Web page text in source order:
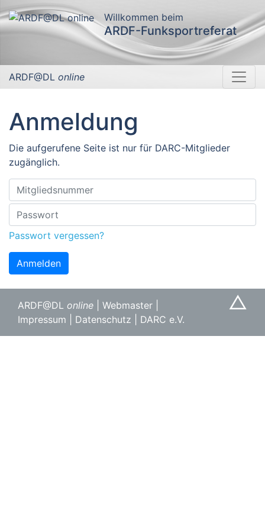
Willkommen beim
ARDF-Funksportreferat
ARDF@DL online
Anmeldung
Die aufgerufene Seite ist nur für DARC-Mitglieder
zugänglich.
Passwort vergessen?
Anmelden
△
ARDF@DL online Webmaster
Impressum
Datenschutz DARC e.V.